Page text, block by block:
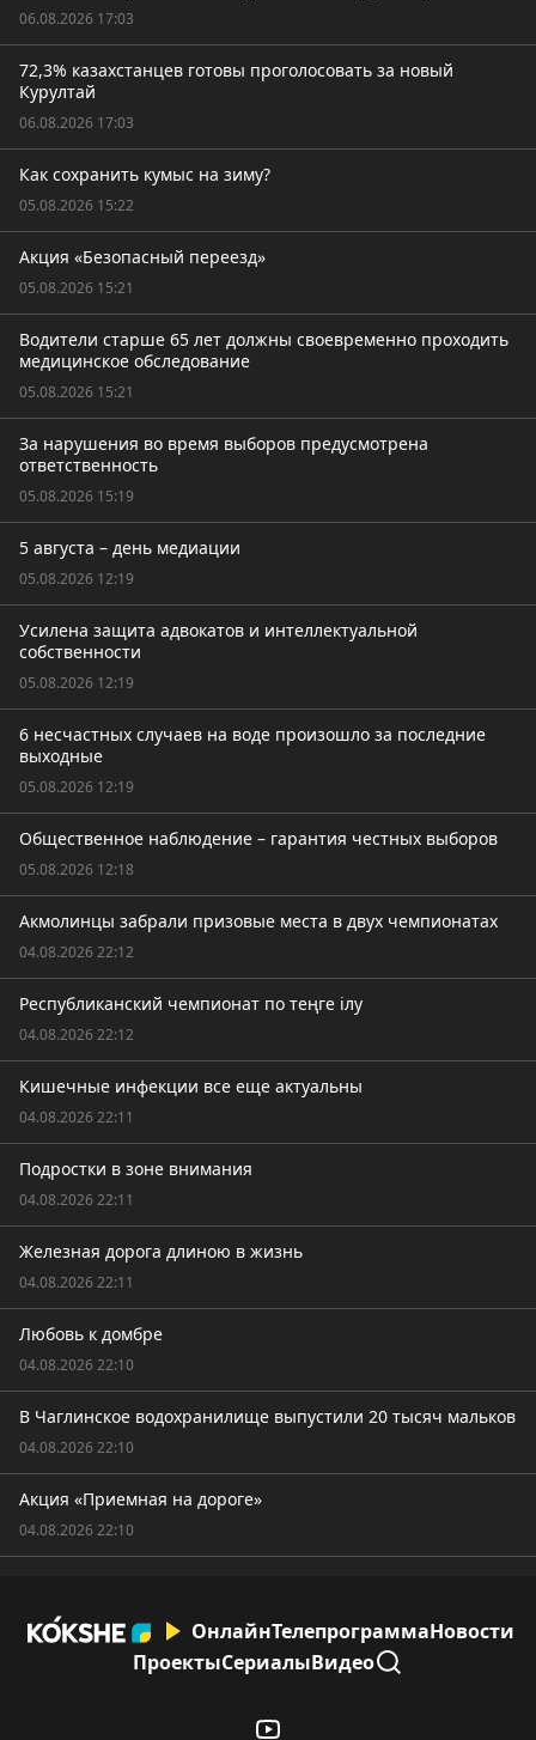
06.08.2026 17:03
72,3% казахстанцев готовы проголосовать за новый
Курултай
06.08.2026 17:03
Как сохранить кумыс на зиму?
05.08.2026 15:22
Акция «Безопасный переезд»
05.08.2026 15:21
Водители старше 65 лет должны своевременно проходить
медицинское обследование
05.08.2026 15:21
За нарушения во время выборов предусмотрена
ответственность
05.08.2026 15:19
5 августа – день медиации
05.08.2026 12:19
Усилена защита адвокатов и интеллектуальной
собственности
05.08.2026 12:19
6 несчастных случаев на воде произошло за последние
выходные
05.08.2026 12:19
Общественное наблюдение – гарантия честных выборов
05.08.2026 12:18
Акмолинцы забрали призовые места в двух чемпионатах
04.08.2026 22:12
Республиканский чемпионат по теңге ілу
04.08.2026 22:12
Кишечные инфекции все еще актуальны
04.08.2026 22:11
Подростки в зоне внимания
04.08.2026 22:11
Железная дорога длиною в жизнь
04.08.2026 22:11
Любовь к домбре
04.08.2026 22:10
В Чаглинское водохранилище выпустили 20 тысяч мальков
04.08.2026 22:10
Акция «Приемная на дороге»
04.08.2026 22:10
ОнлайнТелепрограммаНовости
ПроектыСериалыВидео